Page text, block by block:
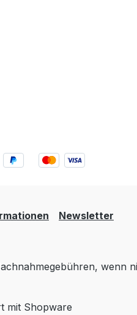
Newsletter
wenn
mit Shopware